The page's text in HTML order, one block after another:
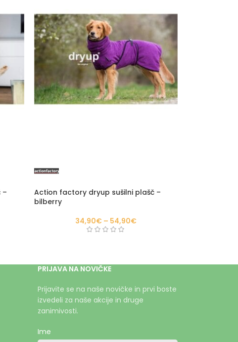
–
Action factory dryup sušilni plašč –
bilberry
34,90€ – 54,90€
PRIJAVA NA NOVIČKE
Prijavite se na naše novičke in prvi boste
izvedeli za naše akcije in druge
zanimivosti.
Ime